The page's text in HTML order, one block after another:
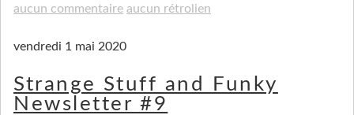
aucun commentaire aucun rétrolien
vendredi 1 mai 2020
Strange Stuff and Funky
Newsletter #9